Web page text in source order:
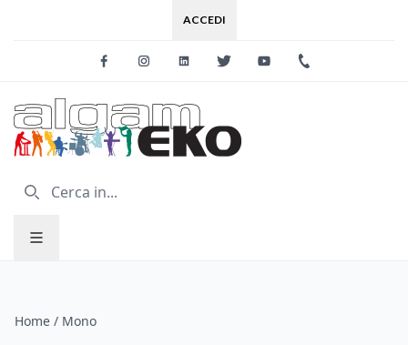
ACCEDI
FacebookInstagramLinkedinTwitter Youtube
Home / Mono